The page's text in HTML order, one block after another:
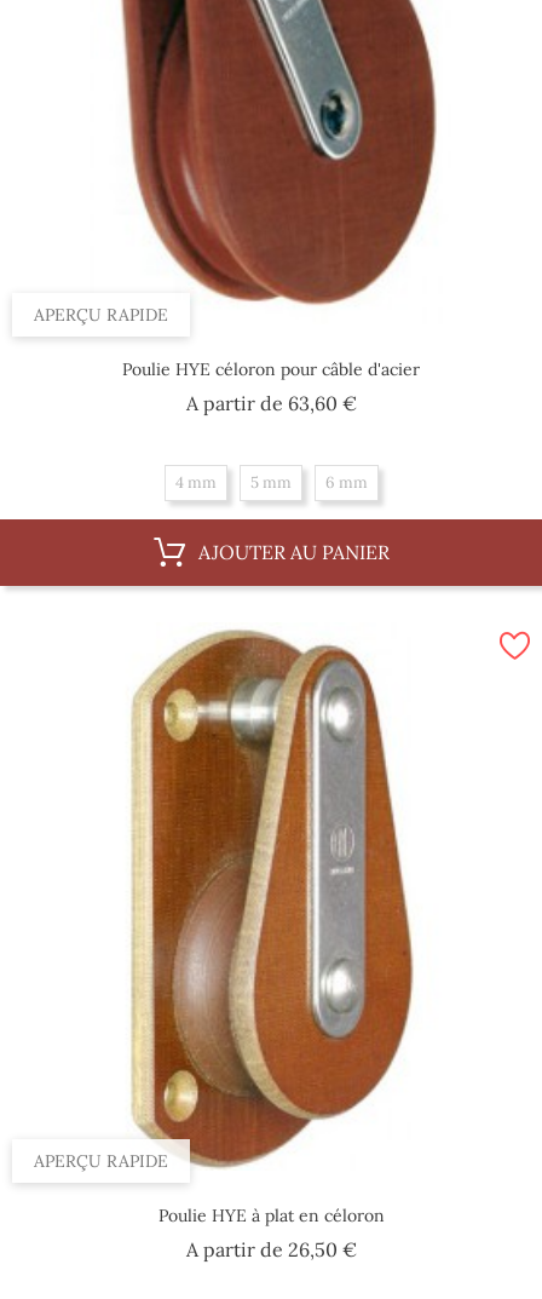
APERÇU RAPIDE
Poulie HYE céloron pour câble d'acier
A partir de 63,60 €Prix
4 mm 5 mm 6 mm
AJOUTER AU PANIER
APERÇU RAPIDE
Poulie HYE à plat en céloron
A partir de 26,50 €Prix